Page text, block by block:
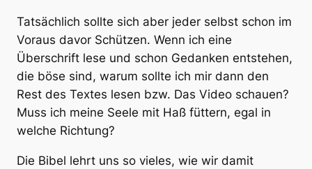
Tatsächlich sollte sich aber jeder selbst schon im
Voraus davor Schützen. Wenn ich eine
Überschrift lese und schon Gedanken entstehen,
die böse sind, warum sollte ich mir dann den
Rest des Textes lesen bzw. Das Video schauen?
Muss ich meine Seele mit Haß füttern, egal in
welche Richtung?
Die Bibel lehrt uns so vieles, wie wir damit